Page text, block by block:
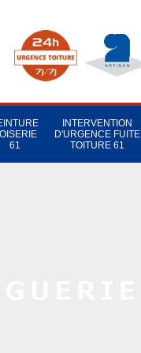
61
INTERVENTION
D'URGENCE FUITE
TOITURE 61